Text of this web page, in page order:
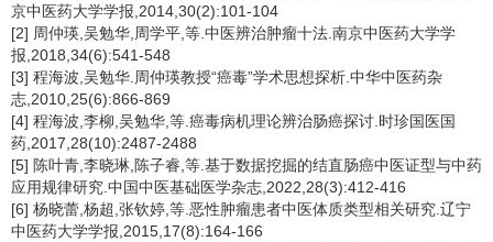
京中医药大学学报,2014,30(2):101-104
[2] 周仲瑛,吴勉华,周学平,等.中医辨治肿瘤十法.南京中医药大学学
报,2018,34(6):541-548
[3] 程海波,吴勉华.周仲瑛教授“癌毒”学术思想探析.中华中医药杂
志,2010,25(6):866-869
[4] 程海波,李柳,吴勉华,等.癌毒病机理论辨治肠癌探讨.时珍国医国
药,2017,28(10):2487-2488
[5] 陈叶青,李晓琳,陈子睿,等.基于数据挖掘的结直肠癌中医证型与中药
应用规律研究.中国中医基础医学杂志,2022,28(3):412-416
[6] 杨晓蕾,杨超,张钦婷,等.恶性肿瘤患者中医体质类型相关研究.辽宁
中医药大学学报,2015,17(8):164-166